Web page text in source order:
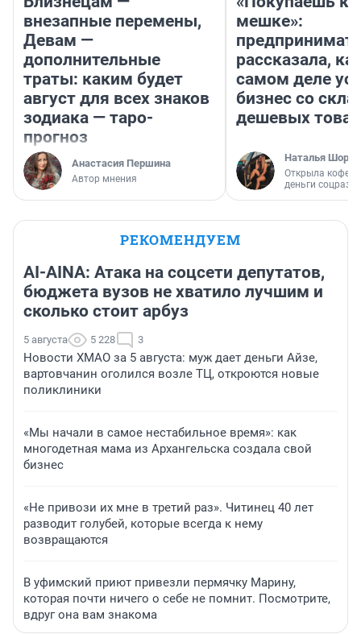
внезапные перемены,
Девам —
дополнительные
траты: каким будет
август для всех знаков
зодиака — таро-
прогноз
Анастасия Першина
Автор мнения
мешке»:
рассказала,
самом деле
бизнес со
дешевых
Наталья
Открыла
деньги
РЕКОМЕНДУЕМ
AI-AINA: Атака на соцсети депутатов,
бюджета вузов не хватило лучшим и
сколько стоит арбуз
5 августа 5 228 3
Новости ХМАО за 5 августа: муж дает деньги Айзе,
вартовчанин оголился возле ТЦ, откроются новые
поликлиники
«Мы начали в самое нестабильное время»: как
многодетная мама из Архангельска создала свой
бизнес
«Не привози их мне в третий раз». Читинец 40 лет
разводит голубей, которые всегда к нему
возвращаются
В уфимский приют привезли пермячку Марину,
которая почти ничего о себе не помнит. Посмотрите,
вдруг она вам знакома